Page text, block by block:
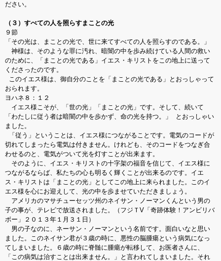
ださい。
（３）すべての人を照らすまことの光
９節
「その光は、まことの光で、世に来てすべての人を照らすのである。」
神様は、そのような罪に汚れ、暗闇の中を歩み続けている人間の救い
のために、「まことの光である」イエス・キリストをこの地上に送って
くださったのです。
このイエス様は、御自分のことを「まことの光である」とおっしゃって
おられます。
ヨハネ８：１２
イエス様こそが、「世の光」「まことの光」です。そして、続いて
「わたしに従う者は暗闇の中を歩かず、命の光を持つ。」 とおっしゃい
ました。
「従う」ということは、イエス様につながることです。電気のコードが
切れてしまったら電気は付きません。けれども、そのコードをつなぎ合
わせるのと、電気がついて光を灯すことが出来ます。
そのように、イエス・キリストの十字架の福音を信じて、イエス様に
つながるならば、私たちの心も明るく輝くことが出来るのです。イエ
ス・キリストは「まことの光」としてこの地上に来られました。このイ
エス様を心にお迎えして、光の中を歩ませていただきましょう。
アメリカのマサチューセッツ州のネイサン・ノーマンくんという男の
子の事が、テレビで放送されました。（フジＴV「奇跡体験！アンビリバ
ボー」２０１３年１月３１日）
男の子なのに、ネーサン・ノーマンという名前です。面白いなと思い
ました。このネイサン君が３歳の時に、悪性の脳腫瘍という病気になっ
てしまいました。６歳の時に脊髄に腫瘍が転移して、お医者さんに、
「この病気は治すことは出来ません。」と言われてしまいました。それ